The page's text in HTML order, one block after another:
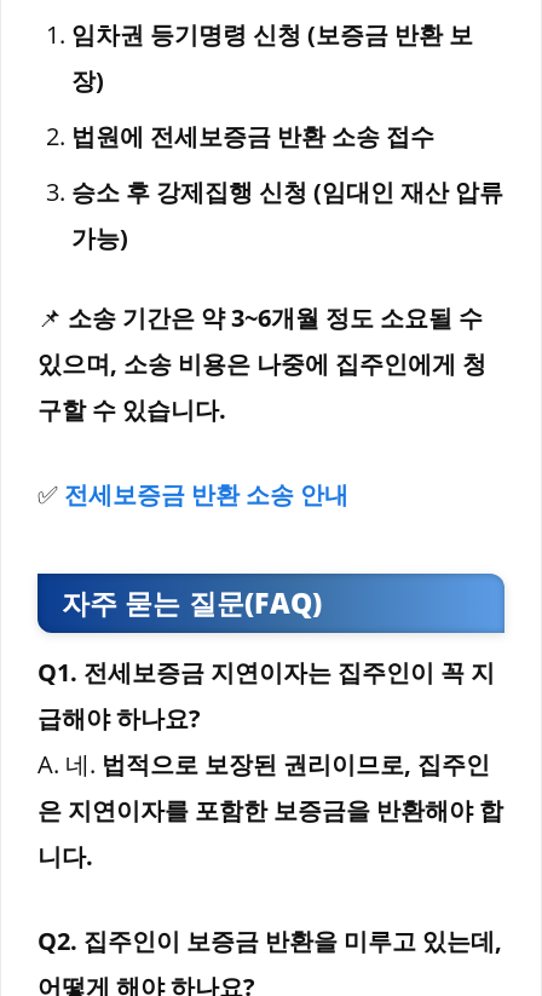
임차권 등기명령 신청 (보증금 반환 보
장)
법원에 전세보증금 반환 소송 접수
승소 후 강제집행 신청 (임대인 재산 압류
가능)
📌 소송 기간은 약 3~6개월 정도 소요될 수
있으며, 소송 비용은 나중에 집주인에게 청
구할 수 있습니다.
✅ 전세보증금 반환 소송 안내
자주 묻는 질문(FAQ)
Q1. 전세보증금 지연이자는 집주인이 꼭 지
급해야 하나요?
A. 네. 법적으로 보장된 권리이므로, 집주인
은 지연이자를 포함한 보증금을 반환해야 합
니다.
Q2. 집주인이 보증금 반환을 미루고 있는데,
어떻게 해야 하나요?